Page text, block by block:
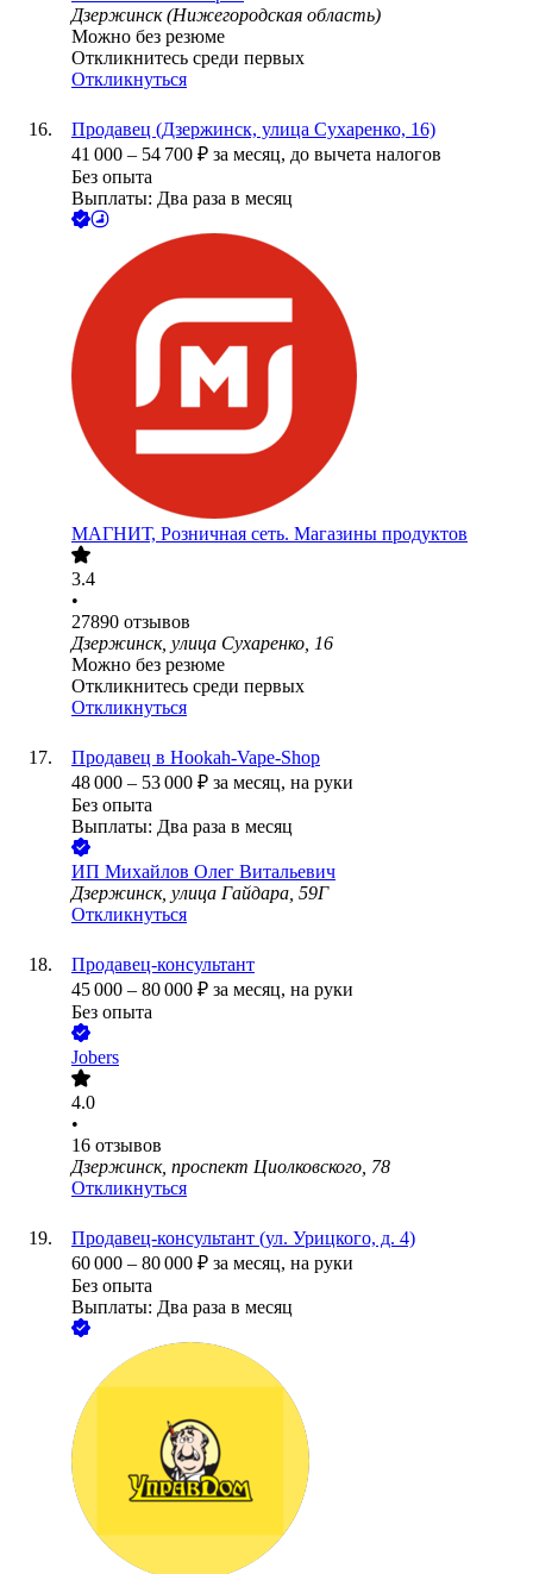
Дзержинск (Нижегородская область)
Можно без резюме
Откликнитесь среди первых
Откликнуться
Продавец (Дзержинск, улица Сухаренко, 16)
41 000 – 54 700 ₽ за месяц, до вычета налогов
Без опыта
Выплаты: Два раза в месяц
МАГНИТ, Розничная сеть. Магазины продуктов
3.4
•
27890 отзывов
Дзержинск, улица Сухаренко, 16
Можно без резюме
Откликнитесь среди первых
Откликнуться
Продавец в Hookah-Vape-Shop
48 000 – 53 000 ₽ за месяц, на руки
Без опыта
Выплаты: Два раза в месяц
ИП Михайлов Олег Витальевич
Дзержинск, улица Гайдара, 59Г
Откликнуться
Продавец-консультант
45 000 – 80 000 ₽ за месяц, на руки
Без опыта
Jobers
4.0
•
16 отзывов
Дзержинск, проспект Циолковского, 78
Откликнуться
Продавец-консультант (ул. Урицкого, д. 4)
60 000 – 80 000 ₽ за месяц, на руки
Без опыта
Выплаты: Два раза в месяц